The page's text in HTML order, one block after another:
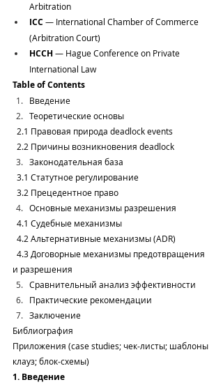
Arbitration
ICC — International Chamber of Commerce
(Arbitration Court)
HCCH — Hague Conference on Private
International Law
Table of Contents
Введение
Теоретические основы
2.1 Правовая природа deadlock events
2.2 Причины возникновения deadlock
Законодательная база
3.1 Статутное регулирование
3.2 Прецедентное право
Основные механизмы разрешения
4.1 Судебные механизмы
4.2 Альтернативные механизмы (ADR)
4.3 Договорные механизмы предотвращения
и разрешения
Сравнительный анализ эффективности
Практические рекомендации
Заключение
Библиография
Приложения (case studies; чек‑листы; шаблоны
клауз; блок‑схемы)
1. Введение